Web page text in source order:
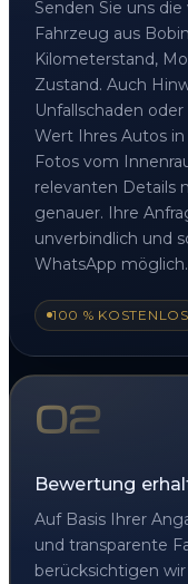
Senden Sie uns
Fahrzeug aus
Kilometerstand,
Zustand. Auch
Unfallschaden
Wert Ihres Autos
Fotos vom
relevanten Details
genauer. Ihre
unverbindlich und
WhatsApp möglich.
100 % KOSTENLOS
02
Bewertung
Auf Basis Ihrer
und transparente
berücksichtigen